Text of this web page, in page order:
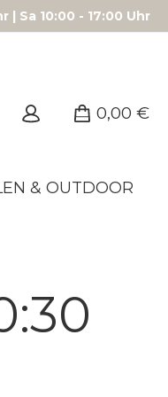
| Sa 10:00 - 17:00 Uhr
0,00 €
& OUTDOOR